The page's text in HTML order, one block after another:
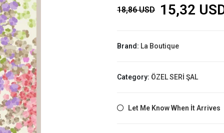
18,86 USD 15,32
Brand: La Boutique
Category: ÖZEL SERİ ŞAL
Let Me Know When İt Arrives